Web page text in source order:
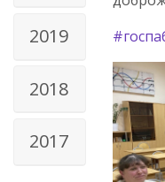
2019
2018
2017